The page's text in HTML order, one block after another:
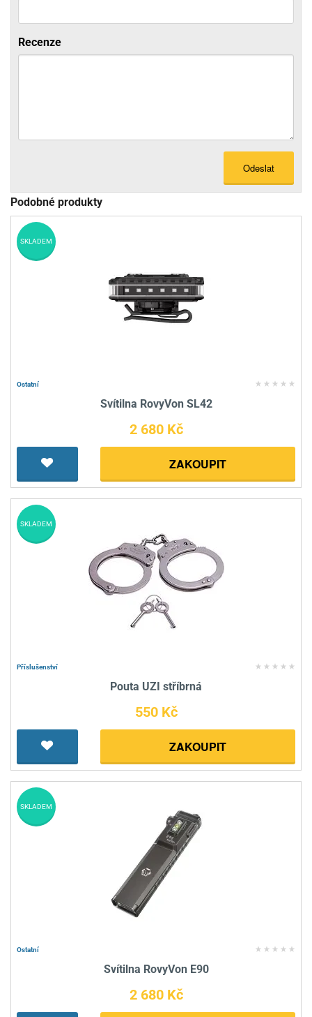
Recenze
Odeslat
Podobné produkty
Ostatní
Svítilna RovyVon SL42
2 680 Kč
ZAKOUPIT
SKLADEM
Příslušenství
Pouta UZI stříbrná
550 Kč
ZAKOUPIT
SKLADEM
Ostatní
Svítilna RovyVon E90
2 680 Kč
SKLADEM